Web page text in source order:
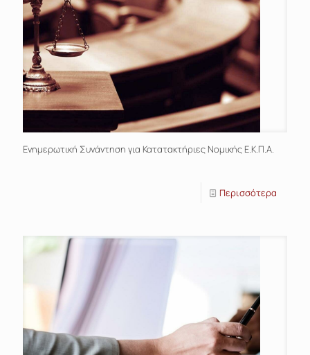
Ενημερωτική Συνάντηση για Κατατακτήριες Νομικής Ε.Κ.Π.Α.
Περισσότερα